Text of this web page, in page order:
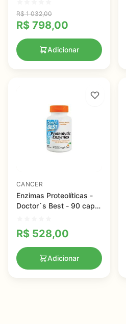
R$1 032,00
R$ 798,00
Adicionar
CANCER
Enzimas Proteolíticas -
Doctor`s Best - 90 caps
R$ 528,00
Adicionar